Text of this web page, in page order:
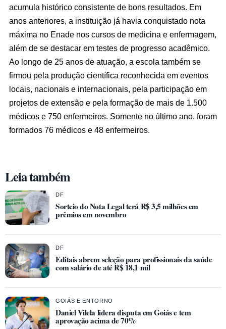
acumula histórico consistente de bons resultados. Em
anos anteriores, a instituição já havia conquistado nota
máxima no Enade nos cursos de medicina e enfermagem,
além de se destacar em testes de progresso acadêmico.
Ao longo de 25 anos de atuação, a escola também se
firmou pela produção científica reconhecida em eventos
locais, nacionais e internacionais, pela participação em
projetos de extensão e pela formação de mais de 1.500
médicos e 750 enfermeiros. Somente no último ano, foram
formados 76 médicos e 48 enfermeiros.
Leia também
DF
Sorteio do Nota Legal terá R$ 3,5 milhões em
prêmios em novembro
DF
Editais abrem seleção para profissionais da saúde
com salário de até R$ 18,1 mil
GOIÁS E ENTORNO
Daniel Vilela lidera disputa em Goiás e tem
aprovação acima de 70%